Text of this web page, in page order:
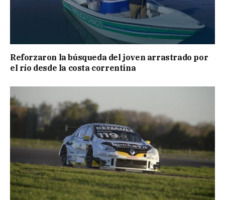
Reforzaron la búsqueda del joven arrastrado por
el río desde la costa correntina